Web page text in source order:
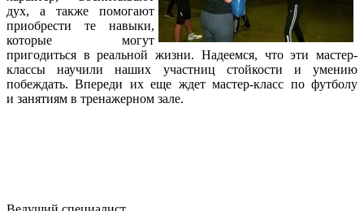
дух, а также помогают
приобрести те навыки,
которые могут
пригодиться в реальной жизни. Надеемся, что эти мастер-
классы научили наших участниц стойкости и умению
побеждать. Впереди их еще ждет мастер-класс по футболу
и занятиям в тренажерном зале.